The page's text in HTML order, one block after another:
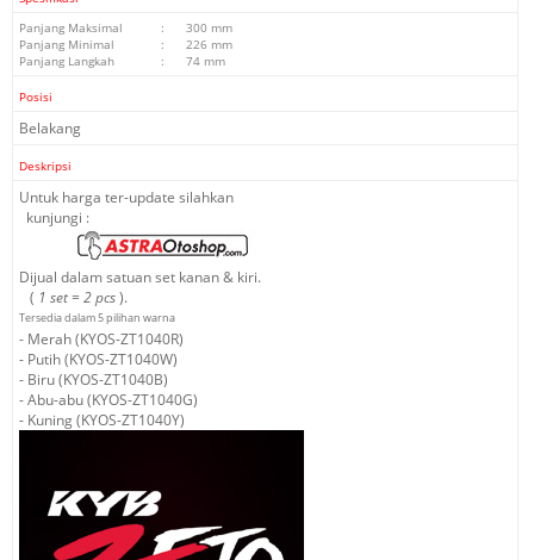
Panjang Maksimal
:
300 mm
Panjang Minimal
:
226 mm
Panjang Langkah
: 74 mm
Posisi
Belakang
Deskripsi
Untuk harga ter-update silahkan
kunjungi :
Dijual dalam satuan set kanan & kiri.
( 1 set = 2 pcs).
Tersedia dalam 5 pilihan warna
- Merah (KYOS-ZT1040R)
- Putih (KYOS-ZT1040W)
- Biru (KYOS-ZT1040B)
- Abu-abu (KYOS-ZT1040G)
- Kuning (KYOS-ZT1040Y)